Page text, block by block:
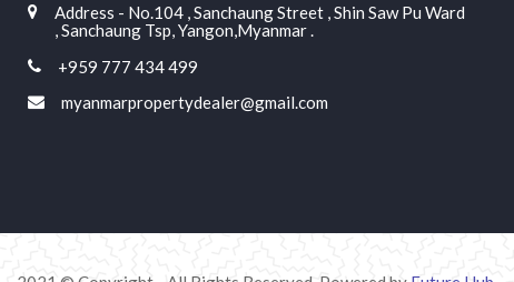
Address - No.104 , Sanchaung Street , Shin Saw Pu Ward
, Sanchaung Tsp, Yangon,Myanmar .
+959 777 434 499
myanmarpropertydealer@gmail.com